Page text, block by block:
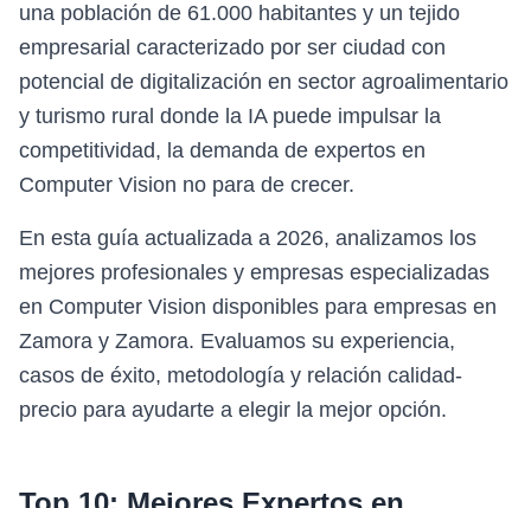
una población de 61.000 habitantes y un tejido
empresarial caracterizado por ser ciudad con
potencial de digitalización en sector agroalimentario
y turismo rural donde la IA puede impulsar la
competitividad, la demanda de expertos en
Computer Vision no para de crecer.
En esta guía actualizada a 2026, analizamos los
mejores profesionales y empresas especializadas
en Computer Vision disponibles para empresas en
Zamora y Zamora. Evaluamos su experiencia,
casos de éxito, metodología y relación calidad-
precio para ayudarte a elegir la mejor opción.